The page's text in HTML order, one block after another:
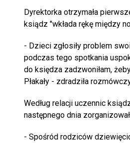
Dyrektorka otrzymała
ksiądz "wkłada rękę między
- Dzieci zgłosiły problem
podczas tego spotkania
do księdza zadzwoniłam,
Płakały - zdradziła
Według relacji uczennic
następnego dnia
- Spośród rodziców